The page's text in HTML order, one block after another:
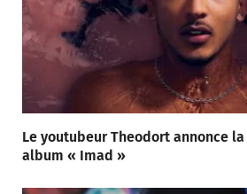
Le youtubeur Theodort annonce
album « Imad »